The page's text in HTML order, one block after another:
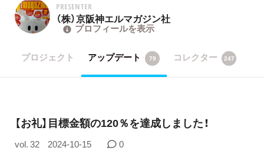
PRESENTER
（株）京阪神エルマガジン社
プロフィールを表示
プロジェクト アップデート 79 コレクター 247
【お礼】目標金額の120％を達成しました！
vol. 32 2024-10-15 0